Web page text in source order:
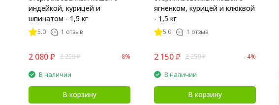
индейкой, курицей и
шпинатом - 1,5 кг
5.0 1 отзыв
2 080 ₽ 2 250₽ -8%
В наличии
В корзину
ягненком, курицей и клюквой
- 1,5 кг
5.0 1 отзыв
2 150₽ 2 250₽ -4%
В наличии
В корзину